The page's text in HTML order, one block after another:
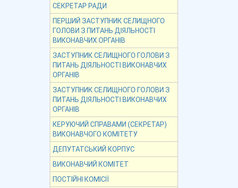
СЕКРЕТАР РАДИ
ПЕРШИЙ ЗАСТУПНИК СЕЛИЩНОГО
ГОЛОВИ З ПИТАНЬ ДІЯЛЬНОСТІ
ВИКОНАВЧИХ ОРГАНІВ
ЗАСТУПНИК СЕЛИЩНОГО ГОЛОВИ З
ПИТАНЬ ДІЯЛЬНОСТІ ВИКОНАВЧИХ
ОРГАНІВ
ЗАСТУПНИК СЕЛИЩНОГО ГОЛОВИ З
ПИТАНЬ ДІЯЛЬНОСТІ ВИКОНАВЧИХ
ОРГАНІВ
КЕРУЮЧИЙ СПРАВАМИ (СЕКРЕТАР)
ВИКОНАВЧОГО КОМІТЕТУ
ДЕПУТАТСЬКИЙ КОРПУС
ВИКОНАВЧИЙ КОМІТЕТ
ПОСТІЙНІ КОМІСІЇ